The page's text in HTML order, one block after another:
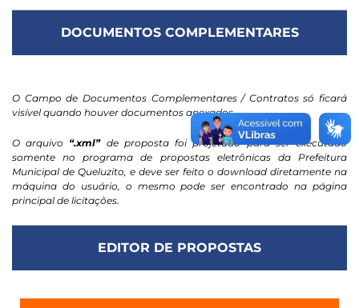
DOCUMENTOS COMPLEMENTARES
O Campo de Documentos Complementares / Contratos só ficará
visível quando houver documentos anexados.
O arquivo “.xml”de proposta foi projetado para ser executado
somente no programa de propostas eletrônicas da Prefeitura
Municipal de Queluzito, e deve ser feito o download diretamente na
máquina do usuário, o mesmo pode ser encontrado na página
principal de licitações.
EDITOR DE PROPOSTAS